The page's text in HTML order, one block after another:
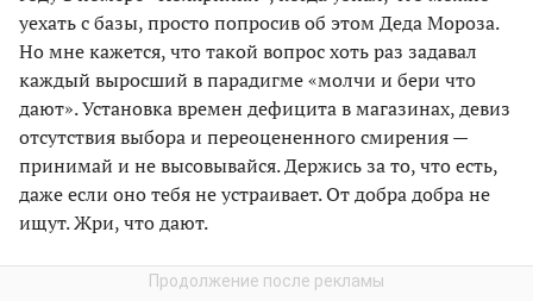
уехать с базы, просто попросив об этом Деда Мороза.
Но мне кажется, что такой вопрос хоть раз задавал
каждый выросший в парадигме «молчи и бери что
дают». Установка времен дефицита в магазинах, девиз
отсутствия выбора и переоцененного смирения —
принимай и не высовывайся. Держись за то, что есть,
даже если оно тебя не устраивает. От добра добра не
ищут. Жри, что дают.